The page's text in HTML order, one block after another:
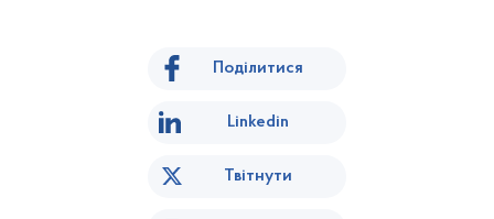
Поділитися
Linkedin
Твітнути